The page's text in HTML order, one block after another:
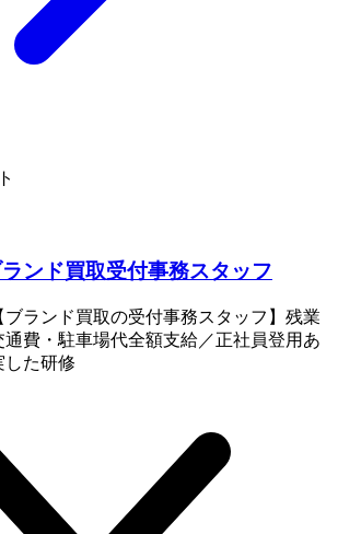
ンド買取受付事務スタッフ
ランド買取の受付事務スタッフ】残業
費・駐車場代全額支給／正社員登用あ
した研修